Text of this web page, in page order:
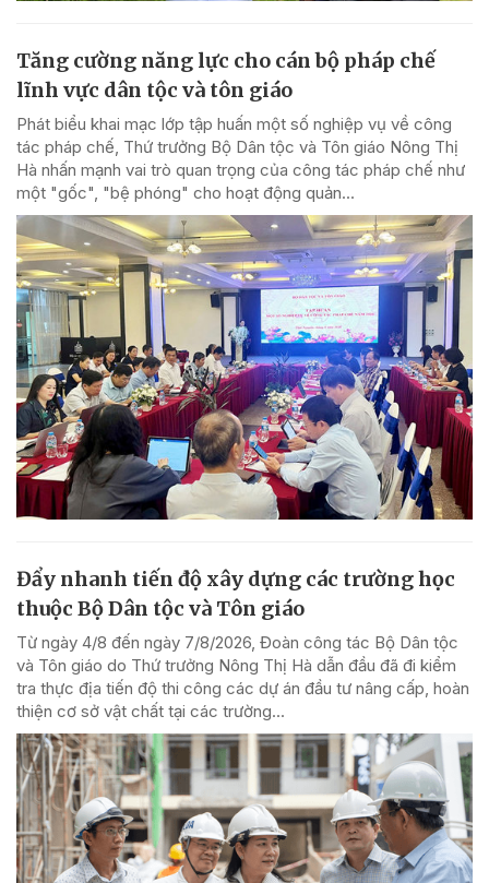
Tăng cường năng lực cho cán bộ pháp chế
lĩnh vực dân tộc và tôn giáo
Phát biểu khai mạc lớp tập huấn một số nghiệp vụ về công
tác pháp chế, Thứ trưởng Bộ Dân tộc và Tôn giáo Nông Thị
Hà nhấn mạnh vai trò quan trọng của công tác pháp chế như
một "gốc", "bệ phóng" cho hoạt động quản...
Đẩy nhanh tiến độ xây dựng các trường học
thuộc Bộ Dân tộc và Tôn giáo
Từ ngày 4/8 đến ngày 7/8/2026, Đoàn công tác Bộ Dân tộc
và Tôn giáo do Thứ trưởng Nông Thị Hà dẫn đầu đã đi kiểm
tra thực địa tiến độ thi công các dự án đầu tư nâng cấp, hoàn
thiện cơ sở vật chất tại các trường...